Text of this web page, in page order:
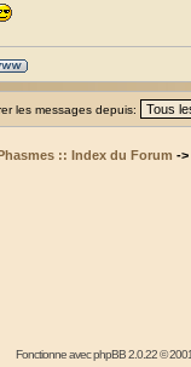
les messages depuis:
:: Index du Forum ->
Fonctionne avecphpBB2.0.22 ©